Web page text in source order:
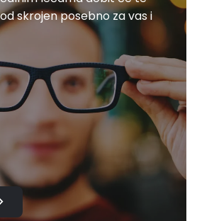
skrojen posebno za vas i